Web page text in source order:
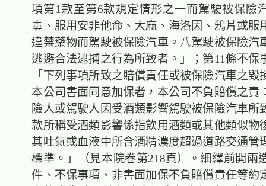
項第1款至第6款規定情形之一而駕駛被保險
毒、服用安非他命、大麻、海洛因、鴉片或服
違禁藥物而駕駛被保險汽車。駕駛被保險汽
逃避合法逮捕之行為所致者。」；第11條不保
「下列事項所致之賠償責任或被保險汽車之毀
本公司書面同意加保者，本公司不負賠償之
險人或駕駛人因受酒類影響駕駛被保險汽車所
款所稱受酒類影響係指飲用酒類或其他類似物
其吐氣或血液中所含酒精濃度超過道路交通管
標準。」（見本院卷第218頁）。細繹前開兩
件、不保事項、非書面加保不負賠償責任等約